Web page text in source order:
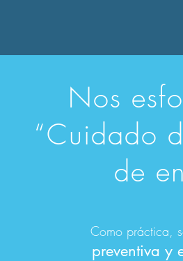
Nos
“Cuidado
de
Como práctica,
preventiva y